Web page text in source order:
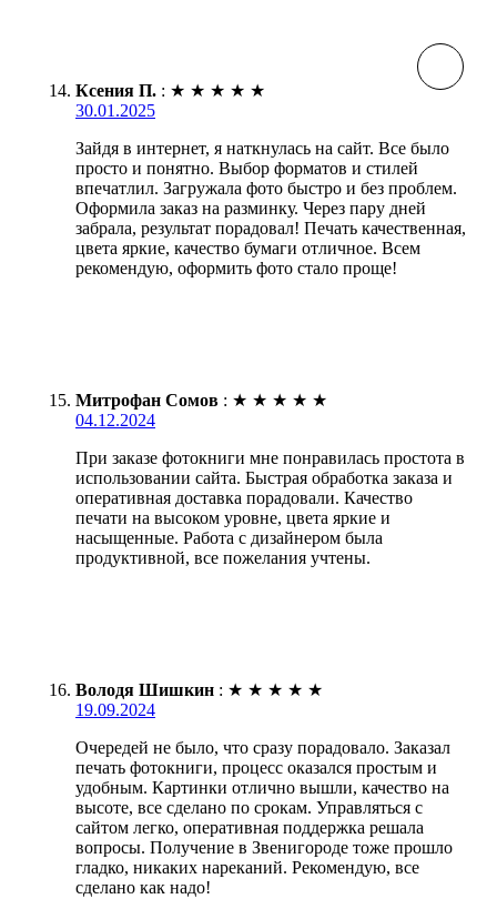
Ксения П. : ★ ★ ★ ★ ★
30.01.2025
Зайдя в интернет, я наткнулась на сайт. Все было
просто и понятно. Выбор форматов и стилей
впечатлил. Загружала фото быстро и без проблем.
Оформила заказ на разминку. Через пару дней
забрала, результат порадовал! Печать качественная,
цвета яркие, качество бумаги отличное. Всем
рекомендую, оформить фото стало проще!
Митрофан Сомов : ★ ★ ★ ★ ★
04.12.2024
При заказе фотокниги мне понравилась простота в
использовании сайта. Быстрая обработка заказа и
оперативная доставка порадовали. Качество
печати на высоком уровне, цвета яркие и
насыщенные. Работа с дизайнером была
продуктивной, все пожелания учтены.
Володя Шишкин : ★ ★ ★ ★ ★
19.09.2024
Очередей не было, что сразу порадовало. Заказал
печать фотокниги, процесс оказался простым и
удобным. Картинки отлично вышли, качество на
высоте, все сделано по срокам. Управляться с
сайтом легко, оперативная поддержка решала
вопросы. Получение в Звенигороде тоже прошло
гладко, никаких нареканий. Рекомендую, все
сделано как надо!